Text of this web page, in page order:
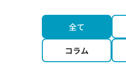
全て
コラム